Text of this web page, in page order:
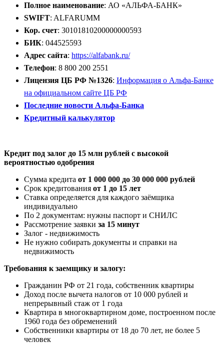
Полное наименование: АО «АЛЬФА-БАНК»
SWIFT: ALFARUMM
Кор. счет: 30101810200000000593
БИК: 044525593
Адрес сайта: https://alfabank.ru/
Телефон: 8 800 200 2551
Лицензия ЦБ РФ №1326: Информация о Альфа-Банке
на официальном сайте ЦБ РФ
Последние новости Альфа-Банка
Кредитный калькулятор
Кредит под залог до 15 млн рублей с высокой
вероятностью одобрения
Сумма кредита от 1 000 000 до 30 000 000 рублей
Срок кредитования от 1 до 15 лет
Ставка определяется для каждого заёмщика
индивидуально
По 2 документам: нужны паспорт и СНИЛС
Рассмотрение заявки за 15 минут
Залог - недвижимость
Не нужно собирать документы и справки на
недвижимость
Требования к заемщику и залогу:
Гражданин РФ от 21 года, собственник квартиры
Доход после вычета налогов от 10 000 рублей и
непрерывный стаж от 1 года
Квартира в многоквартирном доме, построенном после
1960 года без обременений
Собственники квартиры от 18 до 70 лет, не более 5
человек